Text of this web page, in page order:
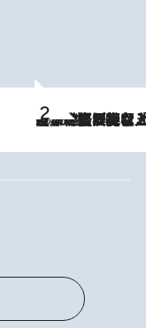
2026.8.5
【なぜ吉沢亮は「気配を消せる」のか？】興行収入208億の『国宝』を経て挑むミュージカル『ディア・エヴァン・ハンセン』。トップ俳優が舞台上でさらけ出した“孤独”とは